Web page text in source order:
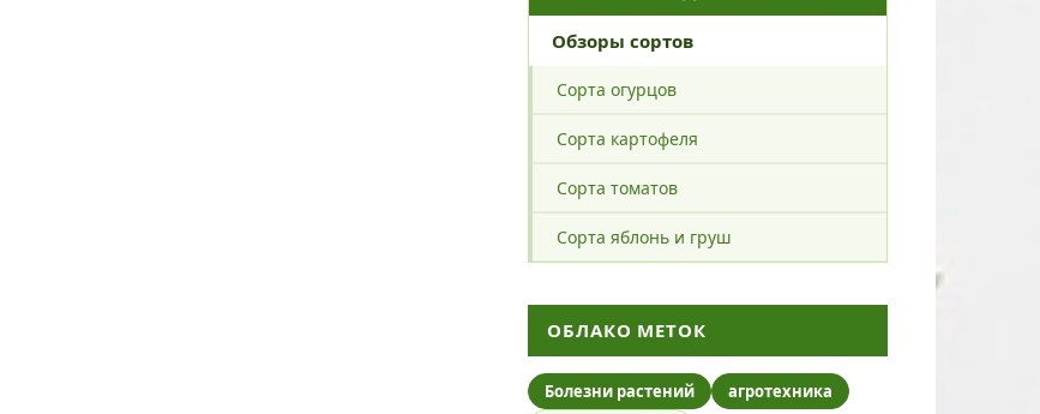
Обзоры сортов
Сорта огурцов
Сорта картофеля
Сорта томатов
Сорта яблонь и груш
ОБЛАКО МЕТОК
Болезни растений
агротехника